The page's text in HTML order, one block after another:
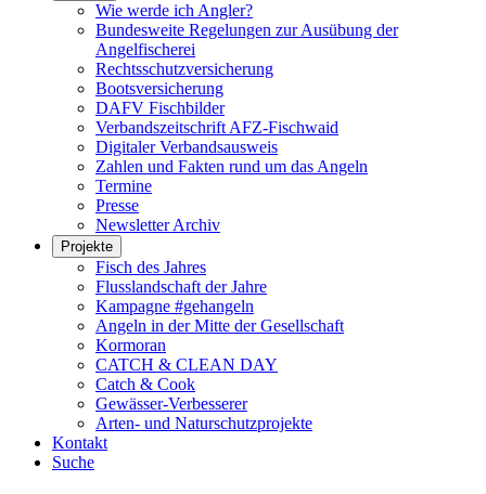
Wie werde ich Angler?
Bundesweite Regelungen zur Ausübung der
Angelfischerei
Rechtsschutzversicherung
Bootsversicherung
DAFV Fischbilder
Verbandszeitschrift AFZ-Fischwaid
Digitaler Verbandsausweis
Zahlen und Fakten rund um das Angeln
Termine
Presse
Newsletter Archiv
Projekte
Fisch des Jahres
Flusslandschaft der Jahre
Kampagne #gehangeln
Angeln in der Mitte der Gesellschaft
Kormoran
CATCH & CLEAN DAY
Catch & Cook
Gewässer-Verbesserer
Arten- und Naturschutzprojekte
Kontakt
Suche